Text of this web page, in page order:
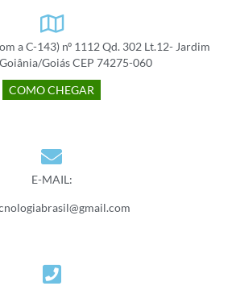
a C-143) nº 1112 Qd. 302 Lt.12- Jardim
Goiás CEP 74275-060
COMO CHEGAR
E-MAIL: